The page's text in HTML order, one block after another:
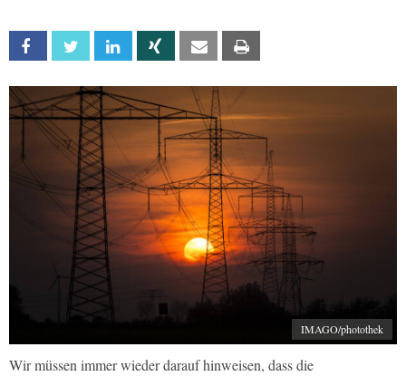
Facebook Twitter Linkedin Xing Email
IMAGO/photothek
Wir müssen immer wieder darauf hinweisen, dass die